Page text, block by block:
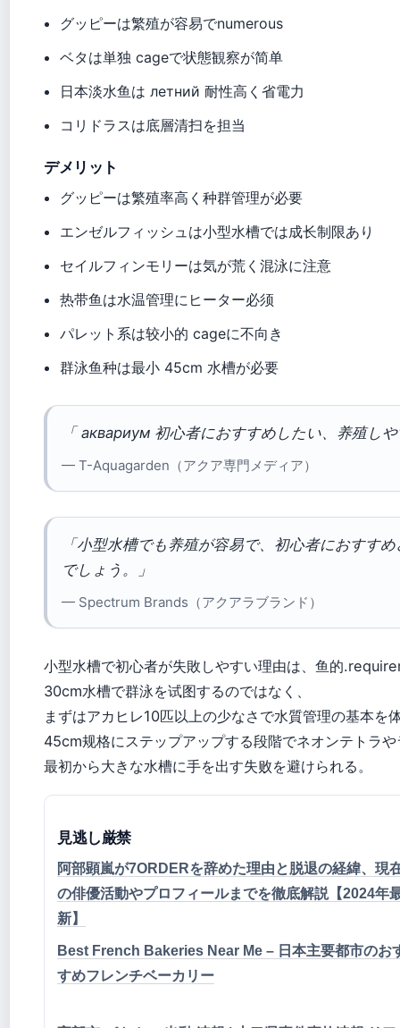
グッピーは繁殖が容易でnumerous
ベタは単独 cageで状態観察が简单
日本淡水鱼は летний 耐性高く省電力
コリドラスは底層清扫を担当
デメリット
グッピーは繁殖率高く种群管理が必要
エンゼルフィッシュは小型水槽では成长制限あり
セイルフィンモリーは気が荒く混泳に注意
热带鱼は水温管理にヒーター必须
パレット系は较小的 cageに不向き
群泳鱼种は最小 45cm 水槽が必要
「 аквариум 初心者におすすめしたい、养殖し
— T-Aquagarden（アクア専門メディア）
「小型水槽でも养殖が容易で、初心者におすす
でしょう。」
— Spectrum Brands（アクアラブランド）
小型水槽で初心者が失敗しやすい理由は、鱼的
30cm水槽で群泳を试图するのではなく、
まずはアカヒレ10匹以上の少なさで水質管理の基本を
45cm规格にステップアップする段階でネオンテトラ
最初から大きな水槽に手を出す失败を避けられる。
見逃し厳禁
阿部顕嵐が7ORDERを辞めた理由と脱退の経緯、現
の俳優活動やプロフィールまでを徹底解説【2024年
新】
Best French Bakeries Near Me – 日本主要都市のお
すめフレンチベーカリー